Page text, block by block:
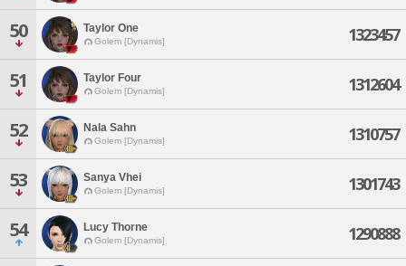
50 Taylor One
Golem [Dynamis] 1323457
51 Taylor Four
Golem [Dynamis] 1312604
52 Nala Sahn
Golem [Dynamis] 1310757
53 Sanya Vhei
Golem [Dynamis] 1301743
54 Lucy Thorne
Golem [Dynamis] 1290888